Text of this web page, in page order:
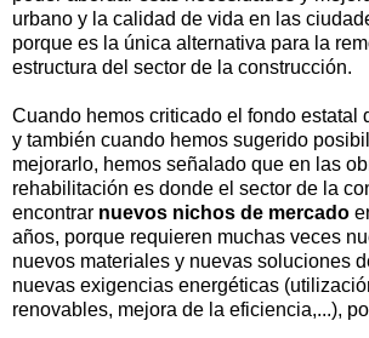
urbano y la calidad de vida en las
porque es la única alternativa para la
estructura del sector de la construcción.
Cuando hemos criticado el fondo estatal
y también cuando hemos sugerido
mejorarlo, hemos señalado que en las
rehabilitación es donde el sector de la
encontrar nuevos nichos de mercado
años, porque requieren muchas veces
nuevos materiales y nuevas soluciones
nuevas exigencias energéticas
renovables, mejora de la eficiencia,...),